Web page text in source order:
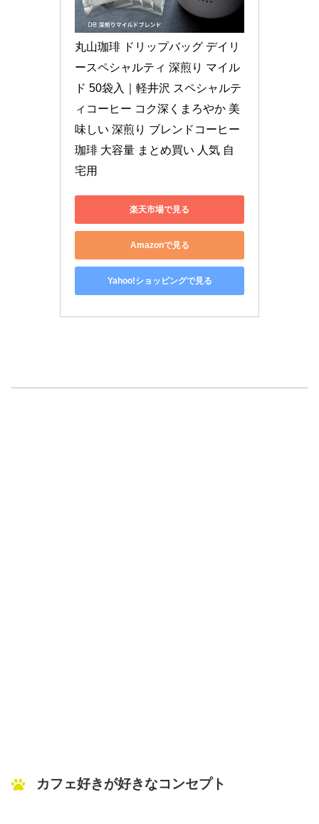
丸山珈琲 ドリップバッグ デイリ
ースペシャルティ 深煎り マイル
ド 50袋入｜軽井沢 スペシャルテ
ィコーヒー コク深くまろやか 美
味しい 深煎り ブレンドコーヒー
珈琲 大容量 まとめ買い 人気 自
宅用
楽天市場で見る
Amazonで見る
Yahoo!ショッピングで見る
カフェ好きが好きなコンセプト